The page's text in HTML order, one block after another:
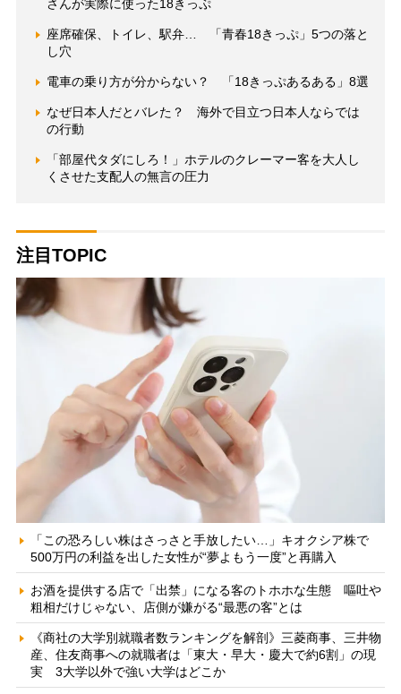
さんが実際に使った18きっぷ
座席確保、トイレ、駅弁… 「青春18きっぷ」5つの落と
し穴
電車の乗り方が分からない？ 「18きっぷあるある」8選
なぜ日本人だとバレた？ 海外で目立つ日本人ならでは
の行動
「部屋代タダにしろ！」ホテルのクレーマー客を大人し
くさせた支配人の無言の圧力
注目TOPIC
「この恐ろしい株はさっさと手放したい…」キオクシア株で
500万円の利益を出した女性が“夢よもう一度”と再購入
お酒を提供する店で「出禁」になる客のトホホな生態 嘔吐や
粗相だけじゃない、店側が嫌がる“最悪の客”とは
《商社の大学別就職者数ランキングを解剖》三菱商事、三井物
産、住友商事への就職者は「東大・早大・慶大で約6割」の現
実 3大学以外で強い大学はどこか